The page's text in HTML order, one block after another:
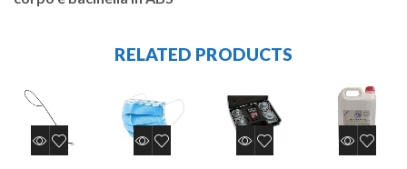
RELATED PRODUCTS